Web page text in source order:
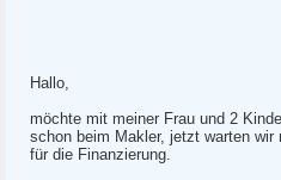
Hallo,
möchte mit meiner Frau und 2
schon beim Makler, jetzt warten
für die Finanzierung.